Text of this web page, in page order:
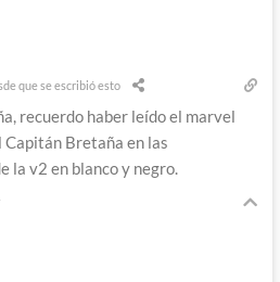
que se escribió esto
recuerdo haber leído el marvel
Capitán Bretaña en las
la v2 en blanco y negro.